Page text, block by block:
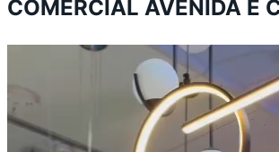
COMERCIAL AVENIDA E